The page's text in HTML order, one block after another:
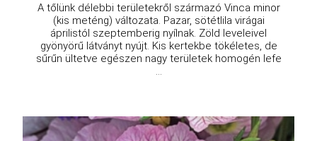
A tőlünk délebbi területekről származó Vinca minor
(kis meténg) változata. Pazar, sötétlila virágai
áprilistól szeptemberig nyílnak. Zöld leveleivel
gyönyörű látványt nyújt. Kis kertekbe tökéletes, de
sűrűn ültetve egészen nagy területek homogén lefe
...